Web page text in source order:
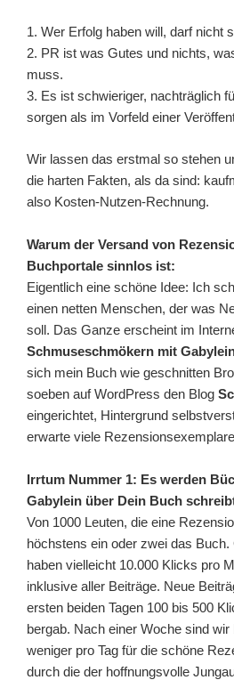
1. Wer Erfolg haben will, darf nicht
2. PR ist was Gutes und nichts,
muss.
3. Es ist schwieriger, nachträglich
sorgen als im Vorfeld einer
Wir lassen das erstmal so stehen
die harten Fakten, als da sind:
also Kosten-Nutzen-Rechnung.
Warum der Versand von
Buchportale sinnlos ist:
Eigentlich eine schöne Idee: Ich
einen netten Menschen, der was
soll. Das Ganze erscheint im
Schmuseschmökern mit
sich mein Buch wie geschnitten
soeben auf WordPress den Blog
eingerichtet, Hintergrund
erwarte viele
Irrtum Nummer 1: Es werden
Gabylein über Dein Buch
Von 1000 Leuten, die eine
höchstens ein oder zwei das Buch.
haben vielleicht 10.000 Klicks pro
inklusive aller Beiträge. Neue
ersten beiden Tagen 100 bis 500
bergab. Nach einer Woche sind
weniger pro Tag für die schöne
durch die der hoffnungsvolle